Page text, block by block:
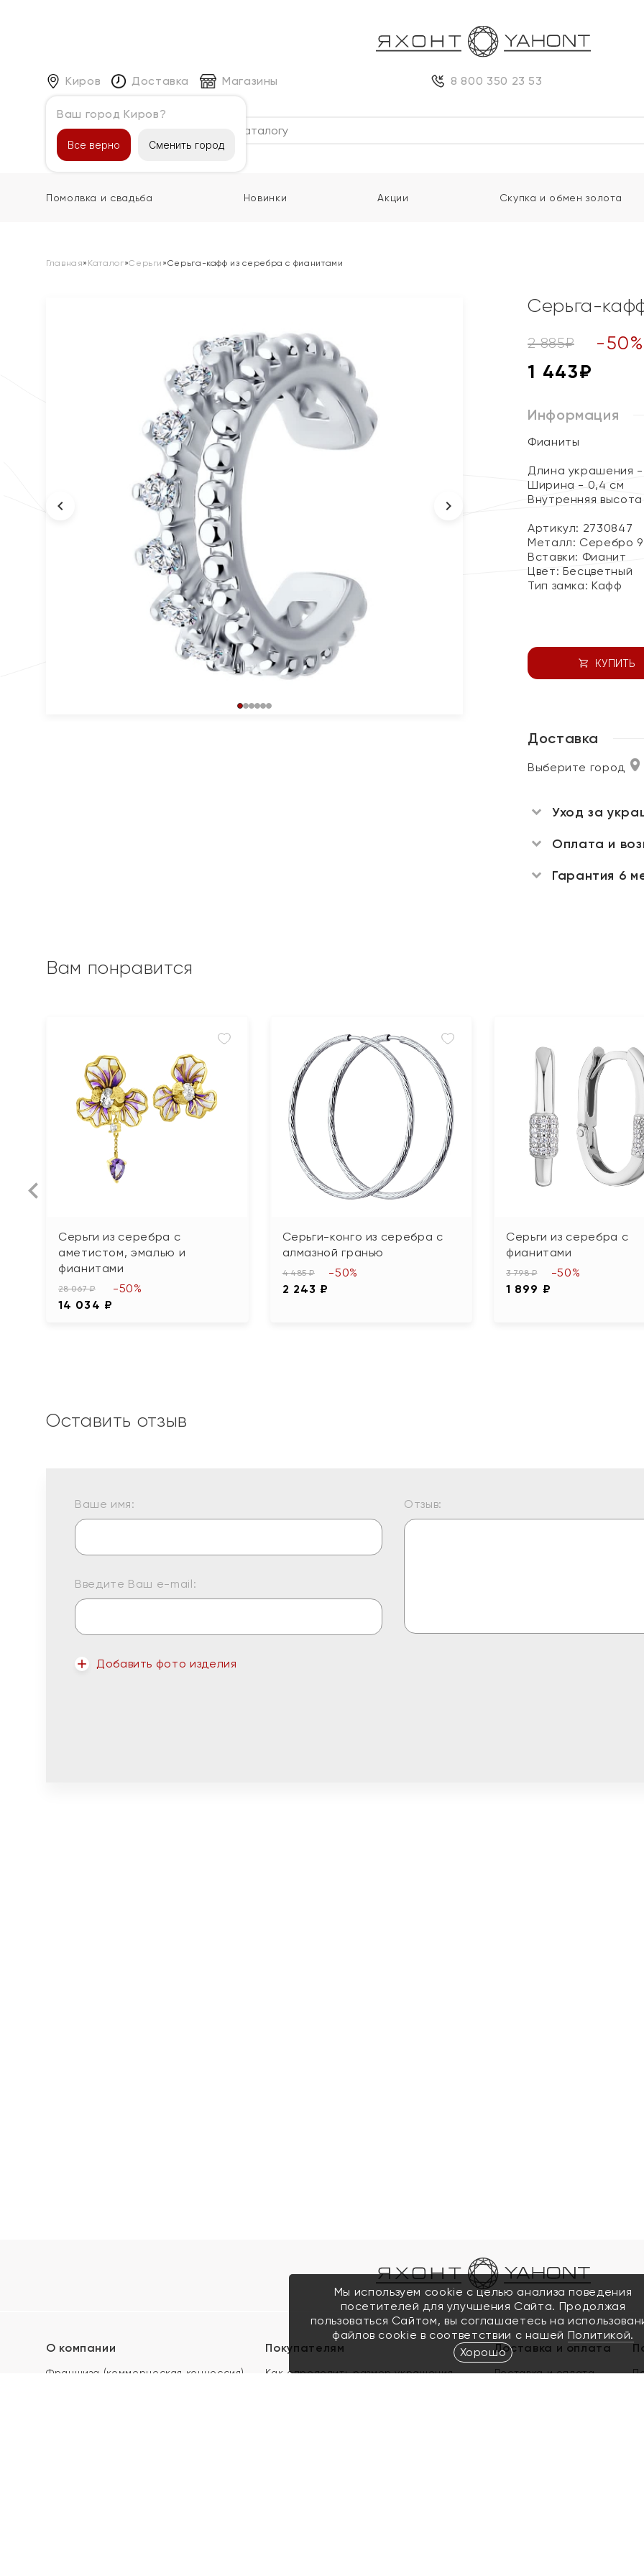
Киров
Ваш город Киров?
Все верно Сменить город
Доставка Магазины 8 800 350 23 53
Каталог
Помолвка и свадьба Новинки Акции Скупка и обмен золота
Главная» Каталог»Серьги »Серьга-кафф из серебра с фианитами
Серьга-
2 885₽ -50%
1 443₽
Информация
Фианиты
Длина украшения -
Ширина - 0,4 см
Внутренняя
Артикул: 2730847
Металл: Серебро
Вставки: Фианит
Цвет: Бесцветный
Тип замка:Кафф
КУПИТЬ
Доставка
Выберите город
Уход за
Оплата и
Гарантия 6
Вам понравится
Серьги из серебра с
аметистом, эмалью и
фианитами
28 067 ₽
14 034 ₽
-50%
Серьги-конго из серебра с
алмазной гранью
4 485 ₽
2 243 ₽
-50%
Серьги из серебра с
фианитами
3 798 ₽
1 899 ₽
-50%
Оставить отзыв
Ваше имя:
Введите Ваш e-mail:
Добавить фото изделия
Отзыв:
О компании
Франшиза (коммерческая концессия)
Покупателям
Как определить размер украшения
Доставка и оплата
Доставка и оплата
Мы используем cookie с целью анализа поведения
посетителей для улучшения Сайта. Продолжая
пользоваться Сайтом, вы соглашаетесь на
файлов cookie в соответствии с нашей Политикой.
Хорошо